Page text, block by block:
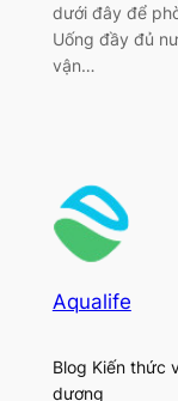
dưới đây để
Uống đầy đủ
vận…
Aqualife
Blog Kiến thức
dương